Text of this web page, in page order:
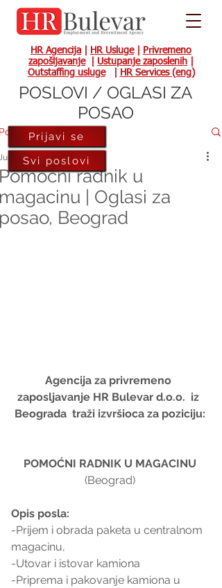
HR Agencija HR Usluge|
Privremeno
zapošljavanje| Ustupanje zaposlenih
Outstaffing usluge| HR Services (eng)
radnik u
| Oglasi za
Beograd
9, 2020
Agencija za privremeno
zaposljavanje HR Bulevar d.o.o.  iz
Beograda  traži izvršioca za poziciju:
POMOĆNI RADNIK U MAGACINU
(Beograd)
Opis posla:
-Prijem i obrada paketa u centralnom
magacinu,
-Utovar i istovar kamiona
-Priprema i pakovanje kamiona u
Prijavi se
Svi poslovi
POSLOVI / OGLASI ZA
POSAO